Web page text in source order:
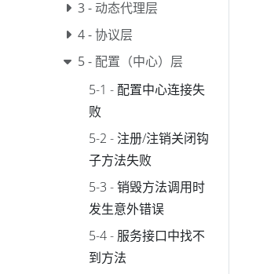
3 - 动态代理层
4 - 协议层
5 - 配置（中心）层
5-1 - 配置中心连接失
败
5-2 - 注册/注销关闭钩
子方法失败
5-3 - 销毁方法调用时
发生意外错误
5-4 - 服务接口中找不
到方法